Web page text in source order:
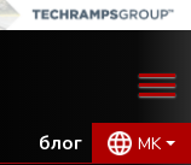
блог MK